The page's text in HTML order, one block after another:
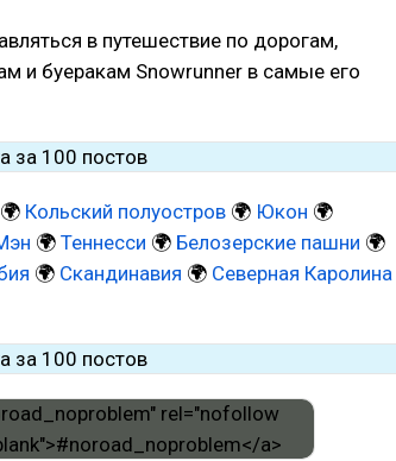
в путешествие по дорогам,
и буеракам Snowrunner в самые его
🌍 Кольский полуостров 🌍 Юкон 🌍
🌍 Теннесси 🌍 Белозерские пашни 🌍
🌍 Скандинавия 🌍 Северная Каролина